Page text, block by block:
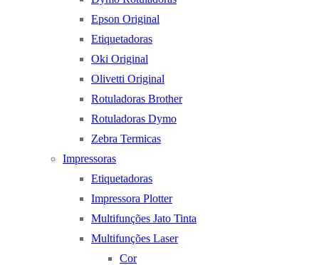
Epson Original
Etiquetadoras
Oki Original
Olivetti Original
Rotuladoras Brother
Rotuladoras Dymo
Zebra Termicas
Impressoras
Etiquetadoras
Impressora Plotter
Multifunções Jato Tinta
Multifunções Laser
Cor